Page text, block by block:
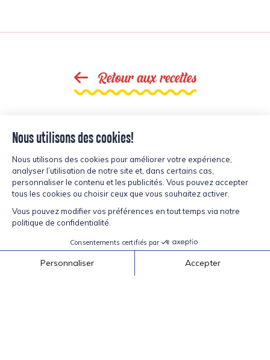
Retour aux recettes
CURIEUX ETinspiré?
Découvrez nos produits